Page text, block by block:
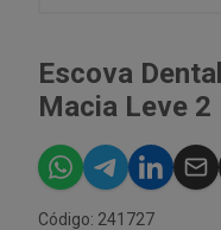
Escova
Macia Leve 2
Código: 241727